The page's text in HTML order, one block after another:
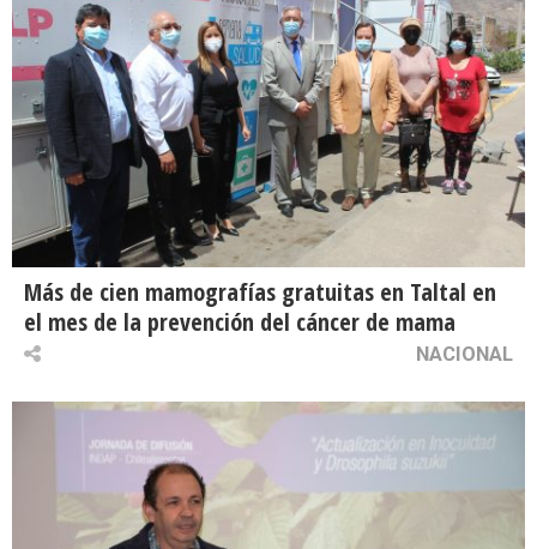
Más de cien mamografías gratuitas en Taltal en
el mes de la prevención del cáncer de mama
NACIONAL